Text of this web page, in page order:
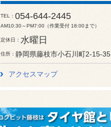
TEL 054-644-2445
AM10:30～PM7:00（作業受付 18:00まで）
定休日 水曜日
住所 静岡県藤枝市小石川町2-15-35
アクセスマップ